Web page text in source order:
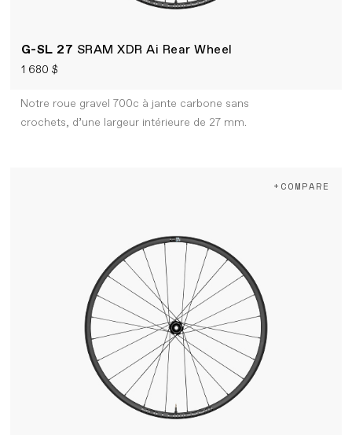
G-SL 27 SRAM XDR Ai Rear Wheel
1 680 $
Notre roue gravel 700c à jante carbone sans
crochets, d’une largeur intérieure de 27 mm.
+COMPARE